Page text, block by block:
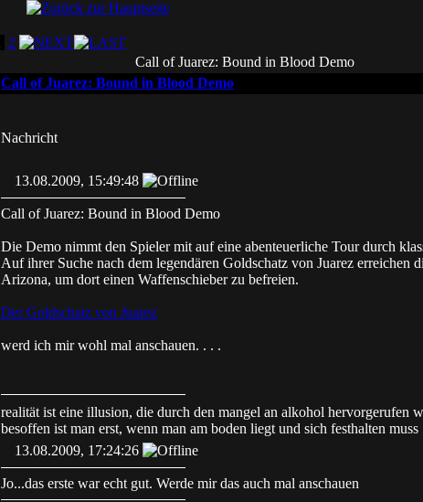
2
Call of Juarez: Bound in Blood Demo
Call of Juarez: Bound in Blood Demo
Nachricht
13.08.2009, 15:49:48
Call of Juarez: Bound in Blood Demo
Die Demo nimmt den Spieler mit auf eine abenteuerliche Tour durch
Auf ihrer Suche nach dem legendären Goldschatz von Juarez erreichen
Arizona, um dort einen Waffenschieber zu befreien.
Der Goldschatz von Juarez
werd ich mir wohl mal anschauen. . . .
realität ist eine illusion, die durch den mangel an alkohol hervorgerufen
besoffen ist man erst, wenn man am boden liegt und sich festhalten muss
13.08.2009, 17:24:26
Jo...das erste war echt gut. Werde mir das auch mal anschauen